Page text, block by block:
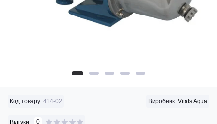
Код товару: 414-02 Виробник: Vitals Aqua
Відгуки: 0